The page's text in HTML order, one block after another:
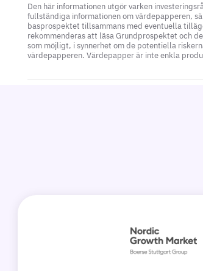
Den här informationen utgör varken
fullständiga informationen om värdepapperen,
basprospektet tillsammans med eventuella
rekommenderas att läsa Grundprospektet och
som möjligt, i synnerhet om de potentiella
värdepapperen. Värdepapper är inte enkla